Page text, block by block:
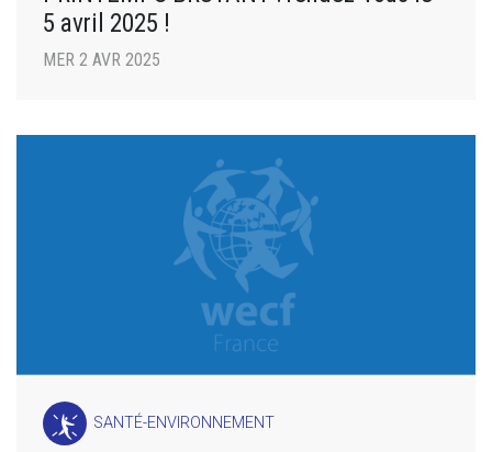
5 avril 2025 !
MER 2 AVR 2025
SANTÉ-ENVIRONNEMENT